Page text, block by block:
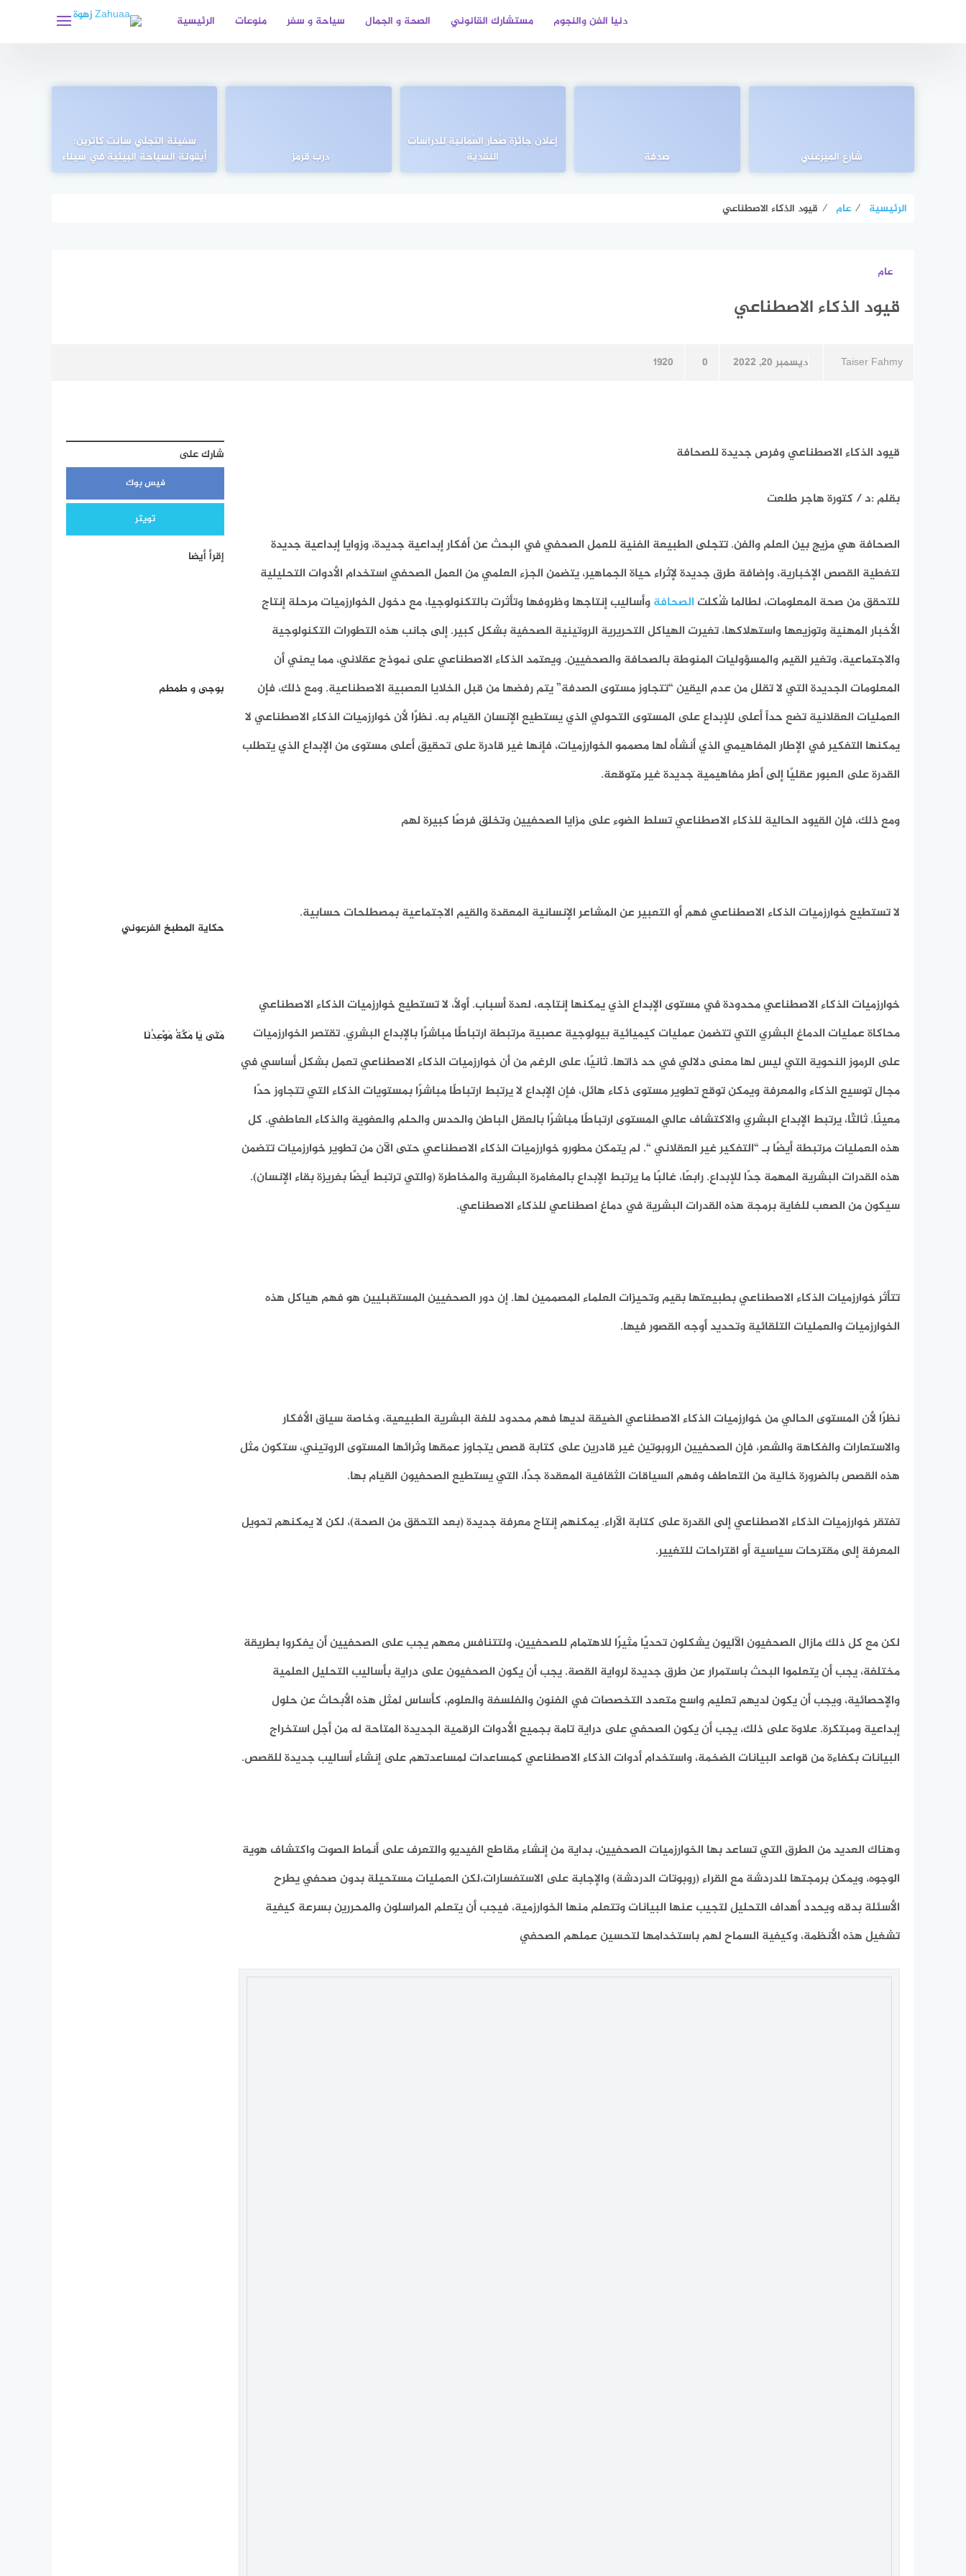
الرئيسية منوعات سياحة و سفر الصحة و الجمال مستشارك القانوني دنيا الفن والنجوم
سفينة التجلي سانت كاترين:
أيقونة السياحة البيئية في سيناء
درب قرمز
إعلان جائزة صُحار العُمانية للدراسات
النقدية
صدفة شارع الميرغني
الرئيسية ⁄ عام ⁄ قيود الذكاء الاصطناعي
عام
قيود الذكاء الاصطناعي
Taiser Fahmy ديسمبر 20, 2022 0
1920
شارك على
فيس بوك
تويتر
إقرأ أيضا
بوجى و طمطم
حكاية المطبخ الفرعوني
مَتَى يَا مَكَّةُ مَوْعِدُنَا
قيود الذكاء الاصطناعي وفرص جديدة للصحافة
بقلم :د / كتورة هاجر طلعت
الصحافة هي مزيج بين العلم والفن. تتجلى الطبيعة الفنية للعمل الصحفي في البحث عن أفكار إبداعية جديدة، وزوايا إبداعية جديدة
لتغطية القصص الإخبارية، وإضافة طرق جديدة لإثراء حياة الجماهير، يتضمن الجزء العلمي من العمل الصحفي استخدام الأدوات التحليلية
للتحقق من صحة المعلومات، لطالما شُكلتالصحافةوأساليب إنتاجها وظروفها وتأثرت بالتكنولوجيا، مع دخول الخوارزميات مرحلة إنتاج
الأخبار المهنية وتوزيعها واستهلاكها، تغيرت الهياكل التحريرية الروتينية الصحفية بشكل كبير. إلى جانب هذه التطورات التكنولوجية
والاجتماعية، وتغير القيم والمسؤوليات المنوطة بالصحافة والصحفيين. ويعتمد الذكاء الاصطناعي على نموذج عقلاني، مما يعني أن
المعلومات الجديدة التي لا تقلل من عدم اليقين “تتجاوز مستوى الصدفة” يتم رفضها من قبل الخلايا العصبية الاصطناعية. ومع ذلك، فإن
العمليات العقلانية تضع حداً أعلى للإبداع على المستوى التحولي الذي يستطيع الإنسان القيام به. نظرًا لأن خوارزميات الذكاء الاصطناعي لا
يمكنها التفكير في الإطار المفاهيمي الذي أنشأه لها مصممو الخوارزميات، فإنها غير قادرة على تحقيق أعلى مستوى من الإبداع الذي يتطلب
القدرة على العبور عقليًا إلى أطر مفاهيمية جديدة غير متوقعة.
ومع ذلك، فإن القيود الحالية للذكاء الاصطناعي تسلط الضوء على مزايا الصحفيين وتخلق فرصًا كبيرة لهم
لا تستطيع خوارزميات الذكاء الاصطناعي فهم أو التعبير عن المشاعر الإنسانية المعقدة والقيم الاجتماعية بمصطلحات حسابية.
خوارزميات الذكاء الاصطناعي محدودة في مستوى الإبداع الذي يمكنها إنتاجه، لعدة أسباب. أولاً، لا تستطيع خوارزميات الذكاء الاصطناعي
محاكاة عمليات الدماغ البشري التي تتضمن عمليات كيميائية بيولوجية عصبية مرتبطة ارتباطًا مباشرًا بالإبداع البشري. تقتصر الخوارزميات
على الرموز النحوية التي ليس لها معنى دلالي في حد ذاتها. ثانيًا، على الرغم من أن خوارزميات الذكاء الاصطناعي تعمل بشكل أساسي في
مجال توسيع الذكاء والمعرفة ويمكن توقع تطوير مستوى ذكاء هائل، فإن الإبداع لا يرتبط ارتباطًا مباشرًا بمستويات الذكاء التي تتجاوز حدًا
معينًا. ثالثًا، يرتبط الإبداع البشري والاكتشاف عالي المستوى ارتباطًا مباشرًا بالعقل الباطن والحدس والحلم والعفوية والذكاء العاطفي. كل
هذه العمليات مرتبطة أيضًا بـ “التفكير غير العقلاني “. لم يتمكن مطورو خوارزميات الذكاء الاصطناعي حتى الآن من تطوير خوارزميات تتضمن
هذه القدرات البشرية المهمة جدًا للإبداع. رابعًا، غالبًا ما يرتبط الإبداع بالمغامرة البشرية والمخاطرة (والتي ترتبط أيضًا بغريزة بقاء الإنسان).
سيكون من الصعب للغاية برمجة هذه القدرات البشرية في دماغ اصطناعي للذكاء الاصطناعي.
تتأثر خوارزميات الذكاء الاصطناعي بطبيعتها بقيم وتحيزات العلماء المصممين لها. إن دور الصحفيين المستقبليين هو فهم هياكل هذه
الخوارزميات والعمليات التلقائية وتحديد أوجه القصور فيها.
نظرًا لأن المستوى الحالي من خوارزميات الذكاء الاصطناعي الضيقة لديها فهم محدود للغة البشرية الطبيعية، وخاصة سياق الأفكار
والاستعارات والفكاهة والشعر، فإن الصحفيين الروبوتين غير قادرين على كتابة قصص يتجاوز عمقها وثرائها المستوى الروتيني، ستكون مثل
هذه القصص بالضرورة خالية من التعاطف وفهم السياقات الثقافية المعقدة جدًا، التي يستطيع الصحفيون القيام بها.
تفتقر خوارزميات الذكاء الاصطناعي إلى القدرة على كتابة الآراء. يمكنهم إنتاج معرفة جديدة (بعد التحقق من الصحة)، لكن لا يمكنهم تحويل
المعرفة إلى مقترحات سياسية أو اقتراحات للتغيير.
لكن مع كل ذلك مازال الصحفيون الآليون يشكلون تحديًا مثيرًا للاهتمام للصحفيين، ولتتنافس معهم يجب على الصحفيين أن يفكروا بطريقة
مختلفة، يجب أن يتعلموا البحث باستمرار عن طرق جديدة لرواية القصة. يجب أن يكون الصحفيون على دراية بأساليب التحليل العلمية
والإحصائية، ويجب أن يكون لديهم تعليم واسع متعدد التخصصات في الفنون والفلسفة والعلوم، كأساس لمثل هذه الأبحاث عن حلول
إبداعية ومبتكرة. علاوة على ذلك، يجب أن يكون الصحفي على دراية تامة بجميع الأدوات الرقمية الجديدة المتاحة له من أجل استخراج
البيانات بكفاءة من قواعد البيانات الضخمة، واستخدام أدوات الذكاء الاصطناعي كمساعدات لمساعدتهم على إنشاء أساليب جديدة للقصص.
وهناك العديد من الطرق التي تساعد بها الخوارزميات الصحفيين، بداية من إنشاء مقاطع الفيديو والتعرف على أنماط الصوت واكتشاف هوية
الوجوه، ويمكن برمجتها للدردشة مع القراء (روبوتات الدردشة) والإجابة على الاستفسارات،لكن العمليات مستحيلة بدون صحفي يطرح
الأسئلة بدقه ويحدد أهداف التحليل لتجيب عنها البيانات وتتعلم منها الخوارزمية، فيجب أن يتعلم المراسلون والمحررين بسرعة كيفية
تشغيل هذه الأنظمة، وكيفية السماح لهم باستخدامها لتحسين عملهم الصحفي